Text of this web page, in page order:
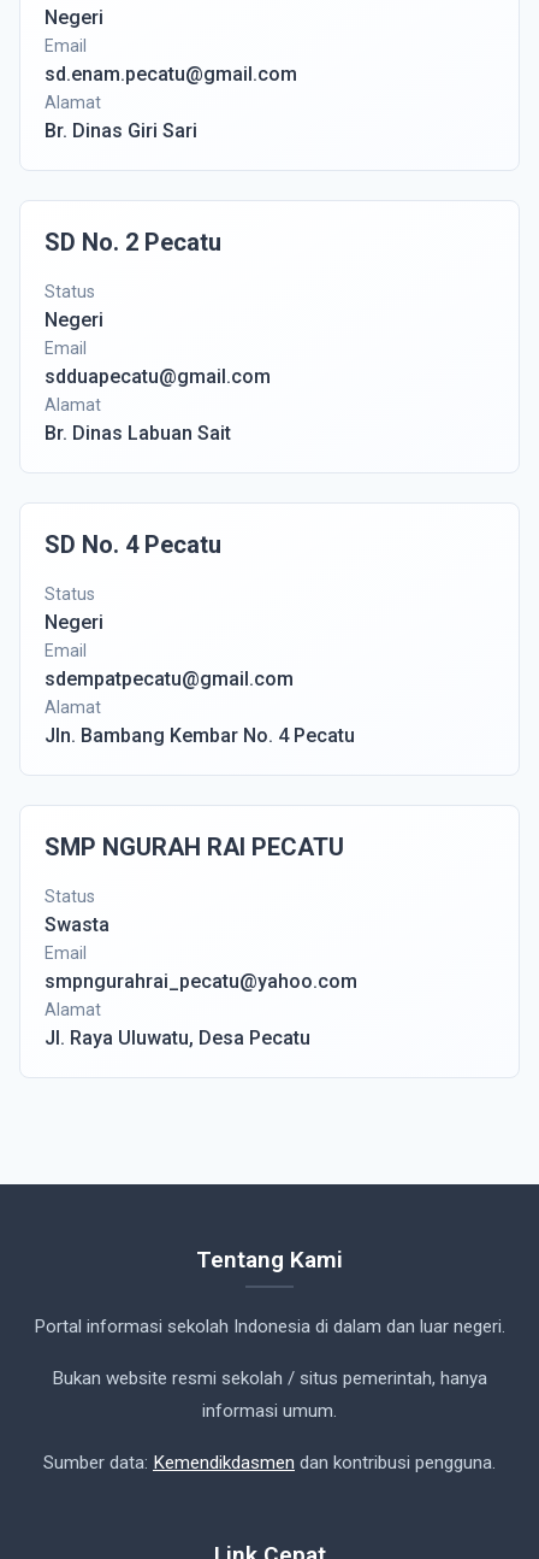
Negeri
Email
sd.enam.pecatu@gmail.com
Alamat
Br. Dinas Giri Sari
SD No. 2 Pecatu
Status
Negeri
Email
sdduapecatu@gmail.com
Alamat
Br. Dinas Labuan Sait
SD No. 4 Pecatu
Status
Negeri
Email
sdempatpecatu@gmail.com
Alamat
Jln. Bambang Kembar No. 4 Pecatu
SMP NGURAH RAI PECATU
Status
Swasta
Email
smpngurahrai_pecatu@yahoo.com
Alamat
Jl. Raya Uluwatu, Desa Pecatu
Tentang Kami
Portal informasi sekolah Indonesia di dalam dan luar negeri.
Bukan website resmi sekolah / situs pemerintah, hanya
informasi umum.
Sumber data: Kemendikdasmen dan kontribusi pengguna.